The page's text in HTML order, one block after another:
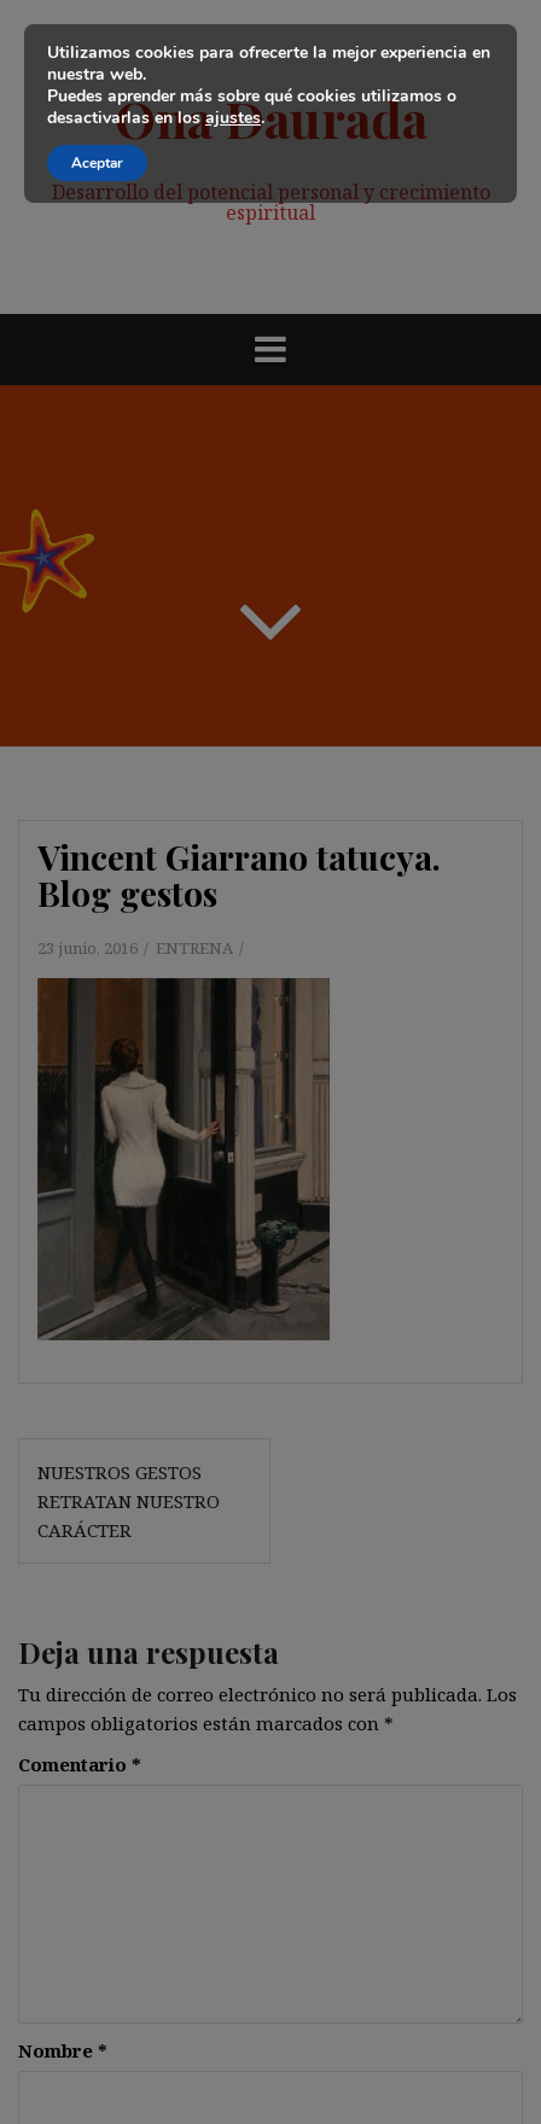
contenido
Ona Daurada
Desarrollo del potencial personal y crecimiento
espiritual
Vincent Giarrano tatucya.
Blog gestos
23 junio, 2016 ENTRENA
Navegación
de
entradas
NUESTROS GESTOS
RETRATAN NUESTRO
CARÁCTER
Deja una respuesta
Tu dirección de correo electrónico no será publicada. Los
campos obligatorios están marcados con *
Comentario *
Nombre *
Utilizamos cookies para ofrecerte la mejor experiencia en
nuestra web.
Puedes aprender más sobre qué cookies utilizamos o
desactivarlas en losajustes.
Aceptar